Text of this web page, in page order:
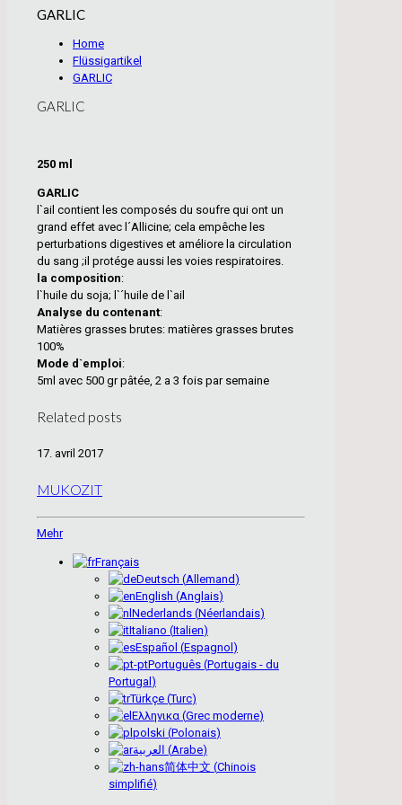
GARLIC
Home
Flüssigartikel
GARLIC
GARLIC
250 ml
GARLIC
l`ail contient les composés du soufre qui ont un
grand effet avec l´Allicine; cela empêche les
perturbations digestives et améliore la circulation
du sang ;il protége aussi les voies respiratoires.
la composition:
l`huile du soja; l`´huile de l`ail
Analyse du contenant:
Matières grasses brutes: matières grasses brutes
100%
Mode d`emploi:
5ml avec 500 gr pâtée, 2 a 3 fois par semaine
Related posts
17. avril 2017
MUKOZIT
Mehr
Français
Deutsch (Allemand)
English (Anglais)
Nederlands (Néerlandais)
Italiano (Italien)
Español (Espagnol)
Português (Portugais - du
Portugal)
Türkçe (Turc)
Ελληνικα (Grec moderne)
polski (Polonais)
العربية (Arabe)
简体中文 (Chinois
simplifié)